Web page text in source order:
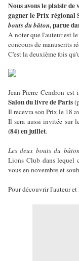
Nous avons le plaisir de
gagner le Prix régional
bouts du bâton, parue
A noter que l'auteur est
concours de manuscrits
C'est la deuxième fois
Jean-Pierre Cendron
Salon du livre de Paris
Il recevra son Prix le 18
Il sera aussi invitée sur
(84) en juillet.
Les deux bouts du bâton
Lions Club dans lequel
vous en novembre et
Pour découvrir l'auteur